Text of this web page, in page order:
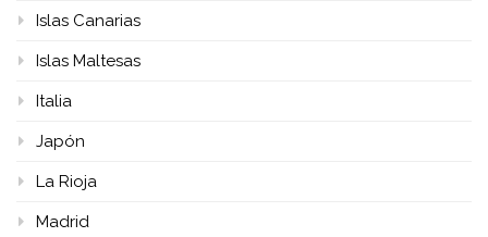
Islas Canarias
Islas Maltesas
Italia
Japón
La Rioja
Madrid